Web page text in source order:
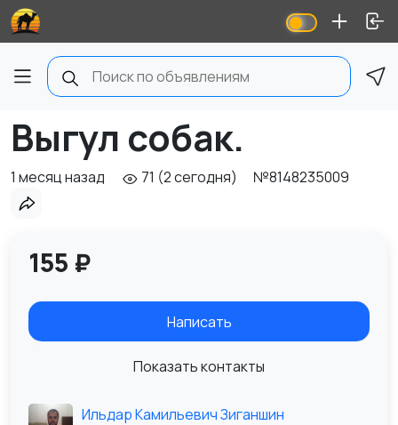
Выгул собак.
1 месяц назад 71 (2 сегодня) №8148235009
155 ₽
Написать
Показать контакты
Ильдар Камильевич Зиганшин